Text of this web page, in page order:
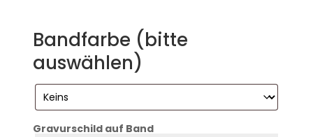
Bandfarbe (bitte
auswählen)
Gravurschild auf Band